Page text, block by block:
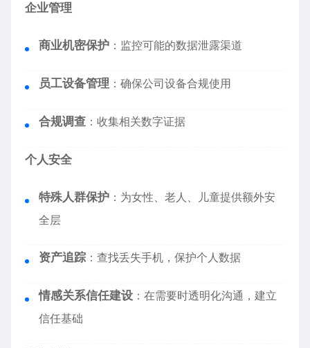
企业管理
商业机密保护 ：监控可能的数据泄露渠道
员工设备管理 ：确保公司设备合规使用
合规调查 ：收集相关数字证据
个人安全
特殊人群保护 ：为女性、老人、儿童提供额外安
全层
资产追踪 ：查找丢失手机，保护个人数据
情感关系信任建设 ：在需要时透明化沟通，建立
信任基础